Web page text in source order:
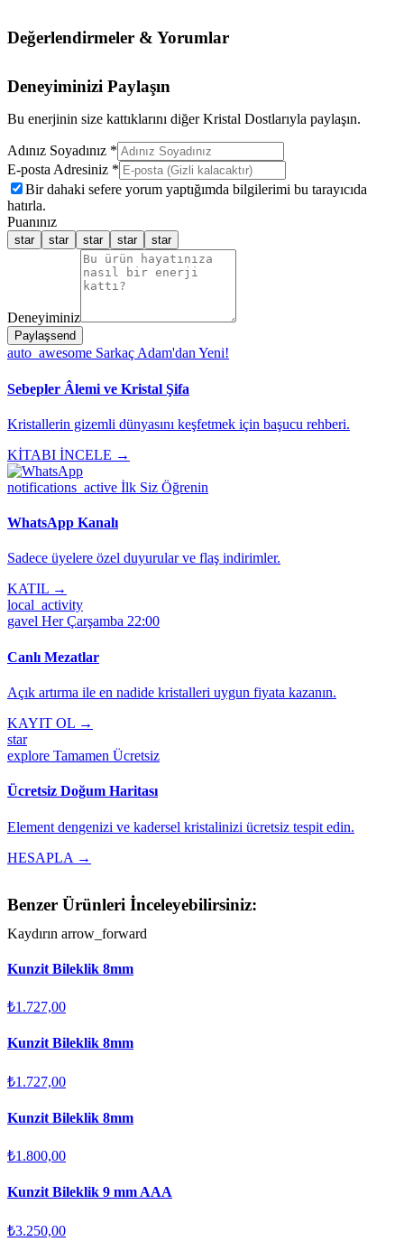
Değerlendirmeler & Yorumlar
Deneyiminizi Paylaşın
Bu enerjinin size kattıklarını diğer Kristal Dostlarıyla paylaşın.
Adınız Soyadınız *
E-posta Adresiniz *
Bir dahaki sefere yorum yaptığımda bilgilerimi bu tarayıcıda
hatırla.
Puanınız
star star star star star
Deneyiminiz
Paylaşsend
auto_awesome Sarkaç Adam'dan Yeni!
Sebepler Âlemi ve Kristal Şifa
Kristallerin gizemli dünyasını keşfetmek için başucu rehberi.
KİTABI İNCELE →
notifications_active İlk Siz Öğrenin
WhatsApp Kanalı
Sadece üyelere özel duyurular ve flaş indirimler.
KATIL →
local_activity
gavel Her Çarşamba 22:00
Canlı Mezatlar
Açık artırma ile en nadide kristalleri uygun fiyata kazanın.
KAYIT OL →
star
explore Tamamen Ücretsiz
Ücretsiz Doğum Haritası
Element dengenizi ve kadersel kristalinizi ücretsiz tespit edin.
HESAPLA →
Benzer Ürünleri İnceleyebilirsiniz:
Kaydırın arrow_forward
Kunzit Bileklik 8mm
₺1.727,00
Kunzit Bileklik 8mm
₺1.727,00
Kunzit Bileklik 8mm
₺1.800,00
Kunzit Bileklik 9 mm AAA
₺3.250,00